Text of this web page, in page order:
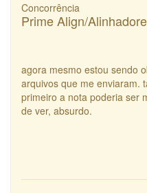
Concorrência
Prime Align/
agora mesmo estou sendo
arquivos que me enviaram.
primeiro a nota poderia ser
de ver, absurdo.